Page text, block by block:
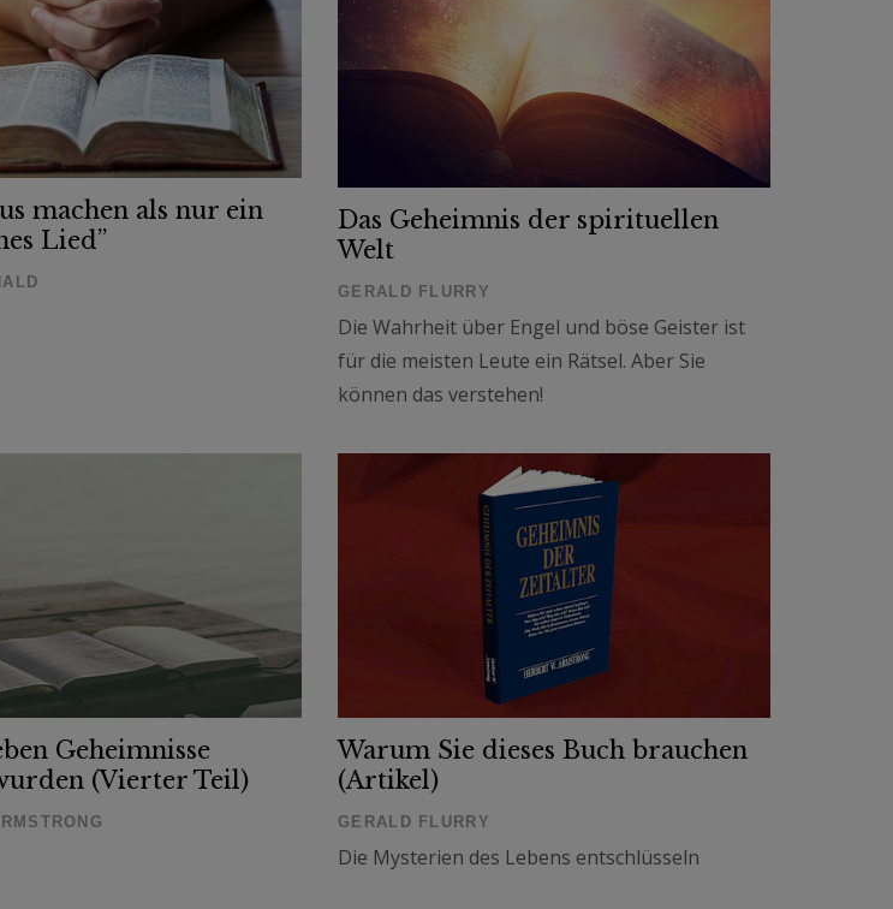
machen als nur ein
Lied”
Das Geheimnis der spirituellen
Welt
GERALD FLURRY
Die Wahrheit über Engel und böse Geister ist
für die meisten Leute ein Rätsel. Aber Sie
können das verstehen!
Geheimnisse
(Vierter Teil)
Warum Sie dieses Buch brauchen
(Artikel)
GERALD FLURRY
Die Mysterien des Lebens entschlüsseln